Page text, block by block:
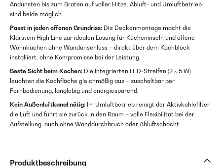
Andünsten bis zum Braten auf voller Hitze. Abluft- und Umluftbetrieb
sind beide möglich.
Passt in jeden offenen Grundriss: Die Deckenmontage macht die
Klarstein High Line zur idealen Lösung für Kücheninseln und offene
Wohnküchen ohne Wandanschluss – direkt über dem Kochblock
installiert, ohne Kompromisse bei der Leistung.
Beste Sicht beim Kochen: Die integrierten LED-Streifen (2 × 5 W)
leuchten die Kochfläche gleichmäßig aus – zuschaltbar per
Fernbedienung, langlebig und energiesparend.
Kein Außenluftkanal nötig: Im Umluftbetrieb reinigt der Aktivkohlefilter
die Luft und führt sie zurück in den Raum – volle Flexibilität bei der
Aufstellung, auch ohne Wanddurchbruch oder Abluftschacht.
Produktbeschreibung